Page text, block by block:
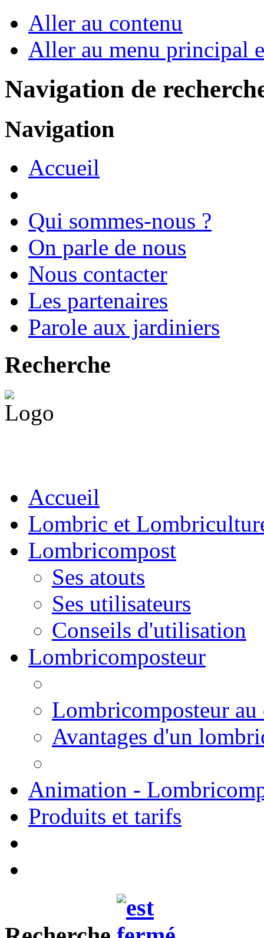
Aller au contenu
Aller au menu principal
Navigation de
Navigation
Accueil
Qui sommes-nous ?
On parle de nous
Nous contacter
Les partenaires
Parole aux jardiniers
Recherche
Accueil
Lombric et
Lombricompost
Ses atouts
Ses utilisateurs
Conseils d'utilisation
Lombricomposteur
Lombricomposteur
Avantages d'un
Animation -
Produits et tarifs